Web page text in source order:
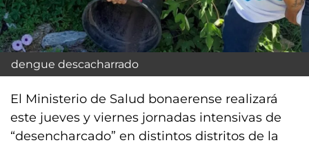
dengue descacharrado
El Ministerio de Salud bonaerense realizará
este jueves y viernes jornadas intensivas de
“desencharcado” en distintos distritos de la